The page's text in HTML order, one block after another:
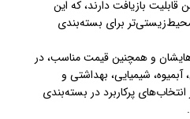
قابلیت بازیافت دارند، که این
محیط‌زیستی‌تر برای بسته‌بندی
و همچنین قیمت مناسب، در
شیمیایی، بهداشتی و
پرکاربرد در بسته‌بندی